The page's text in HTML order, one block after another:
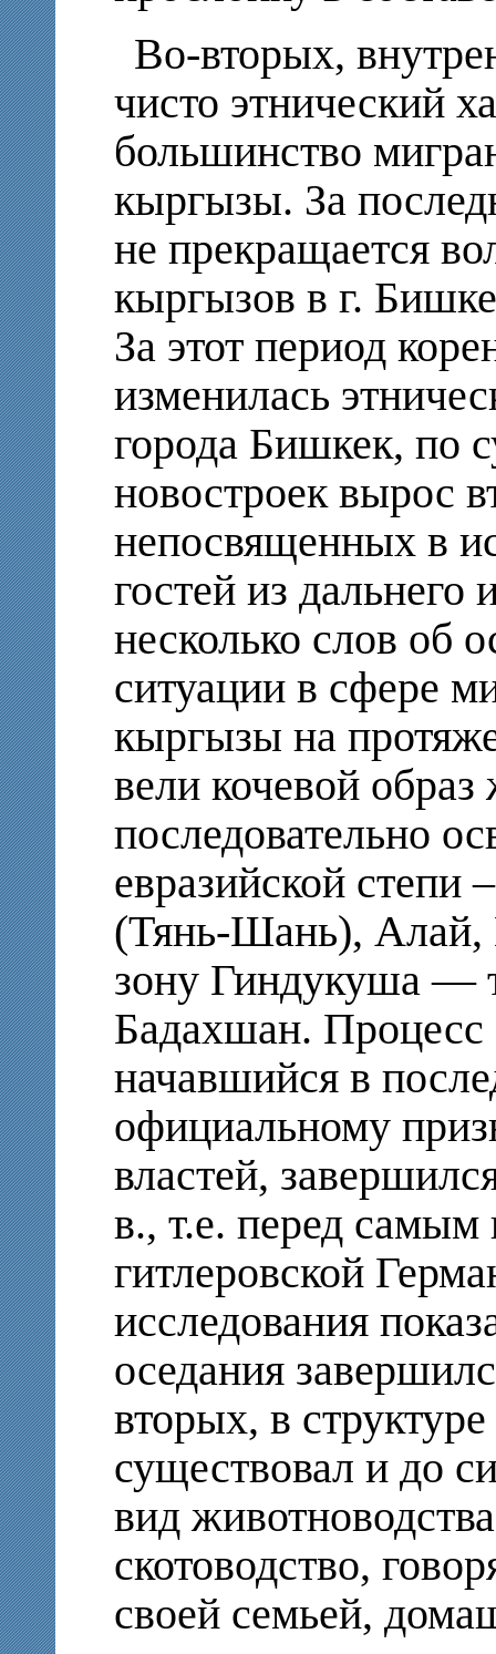
Во-вторых,
чисто этнический
большинство
кыргызы. За
не прекращается
кыргызов в г.
За этот период
изменилась
города Бишкек, по
новостроек вырос
непосвященных в
гостей из дальнего
несколько слов об
ситуации в сфере
кыргызы на
вели кочевой
последовательно
евразийской
(Тянь-Шань), Алай,
зону Гиндукуша —
Бадахшан. Процесс
начавшийся в
официальному
властей,
в., т.е. перед
гитлеровской
исследования
оседания
вторых, в
существовал и до
вид
скотоводство,
своей семьей,